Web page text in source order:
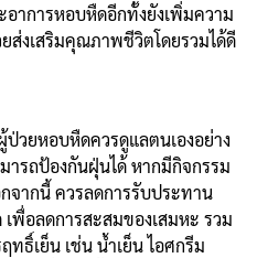
อาการหอบหืดอีกทั้งยังเพิ่มความ
ส่งเสริมคุณภาพชีวิตโดยรวมได้ดี
ป่วยหอบหืดควรดูแลตนเองอย่าง
ารถป้องกันฝุ่นได้ หากมีกิจกรรม
จากนี้ ควรลดการรับประทาน
พื่อลดการสะสมของเสมหะ รวม
ทธิ์เย็น เช่น น้ำเย็น ไอศกรีม